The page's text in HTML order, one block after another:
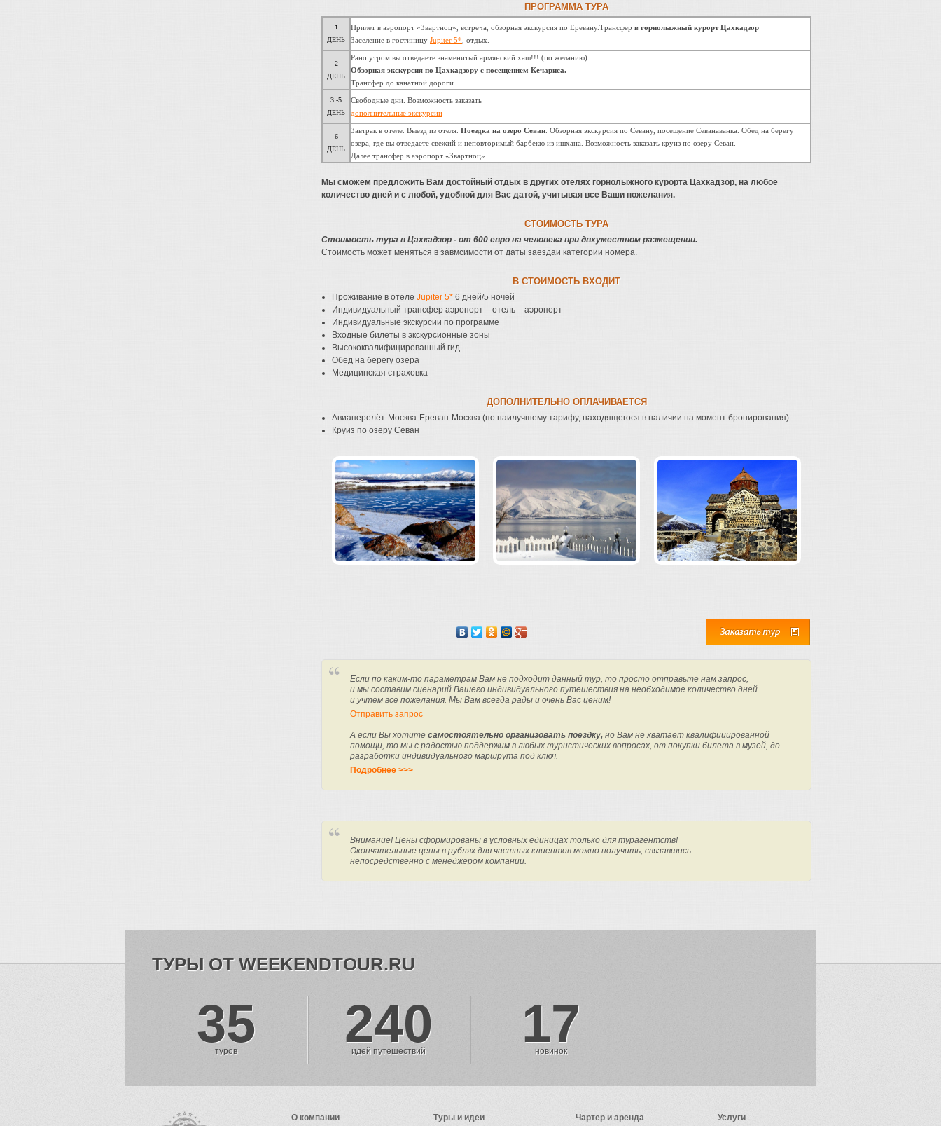
ПРОГРАММА ТУРА
1
ДЕНЬ
Прилет в аэропорт «Звартноц», встреча, обзорная экскурсия по Еревану.Трансфер в горнолыжный курорт Цахкадзор
Заселение в гостиницу Jupiter 5* , отдых.
2
ДЕНЬ
Рано утром вы отведаете знаменитый армянский хаш!!! (по желанию)
Обзорная экскурсия по Цахкадзору с посещением Кечариса.
Трансфер до канатной дороги
3 -5
ДЕНЬ
Свободные дни. Возможность заказать
дополнительные экскурсии
6
ДЕНЬ
Завтрак в отеле. Выезд из отеля. Поездка на озеро Севан . Обзорная экскурсия по Севану, посещение Севанаванка. Обед на берегу
озера, где вы отведаете свежий и неповторимый барбекю из ишхана. Возможность заказать круиз по озеру Севан.
Далее трансфер в аэропорт «Звартноц»
Мы сможем предложить Вам достойный отдых в других отелях горнолыжного курорта Цахкадзор, на любое
количество дней и с любой, удобной для Вас датой, учитывая все Ваши пожелания.
СТОИМОСТЬ ТУРА
Стоимость тура в Цахкадзор - от 600 евро на человека при двхуместном размещении.
Стоимость может меняться в завмсимости от даты заездаи категории номера.
В СТОИМОСТЬ ВХОДИТ
Проживание в отеле Jupiter 5* 6 дней/5 ночей
Индивидуальный трансфер аэропорт – отель – аэропорт
Индивидуальные экскурсии по программе
Входные билеты в экскурсионные зоны
Высококвалифицированный гид
Обед на берегу озера
Медицинская страховка
ДОПОЛНИТЕЛЬНО ОПЛАЧИВАЕТСЯ
Авиаперелёт-Москва-Ереван-Москва (по наилучшему тарифу, находящегося в наличии на момент бронирования)
Круиз по озеру Севан
Если по каким-то параметрам Вам не подходит данный тур, то просто отправьте нам запрос,
и мы составим сценарий Вашего индивидуального путешествия на необходимое количество дней
и учтем все пожелания. Мы Вам всегда рады и очень Вас ценим!
Отправить запрос
А если Вы хотите самостоятельно организовать поездку, но Вам не хватает квалифицированной
помощи, то мы с радостью поддержим в любых туристических вопросах, от покупки билета в музей, до
разработки индивидуального маршрута под ключ.
Подробнее >>>
Внимание! Цены сформированы в условных единицах только для турагентств!
Окончательные цены в рублях для частных клиентов можно получить, связавшись
непосредственно с менеджером компании.
ТУРЫ ОТ WEEKENDTOUR.RU
35
туров 240
идей путешествий 17
новинок
О компании Туры и идеи Чартер и аренда Услуги